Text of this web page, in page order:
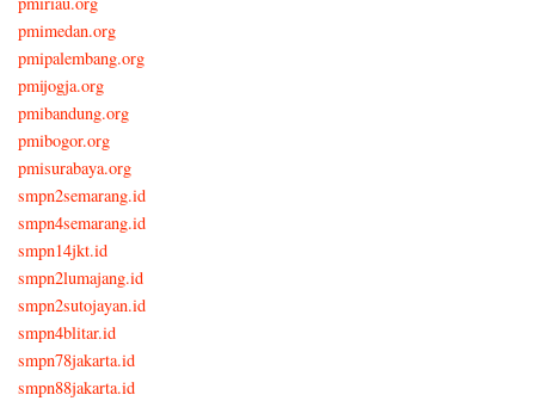
pmimedan.org
pmipalembang.org
pmijogja.org
pmibandung.org
pmibogor.org
pmisurabaya.org
smpn2semarang.id
smpn4semarang.id
smpn14jkt.id
smpn2lumajang.id
smpn2sutojayan.id
smpn4blitar.id
smpn78jakarta.id
smpn88jakarta.id